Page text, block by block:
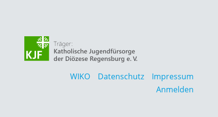
Impressum
Datenschutz
WIKO
Anmelden